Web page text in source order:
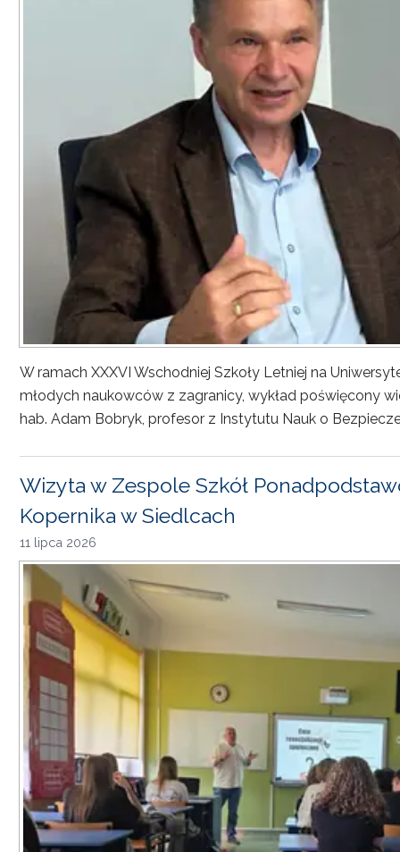
W ramach XXXVI Wschodniej Szkoły Letniej na
młodych naukowców z zagranicy, wykład poświęcony
hab. Adam Bobryk, profesor z Instytutu Nauk o
Wizyta w Zespole Szkół
Kopernika w Siedlcach
11 lipca 2026